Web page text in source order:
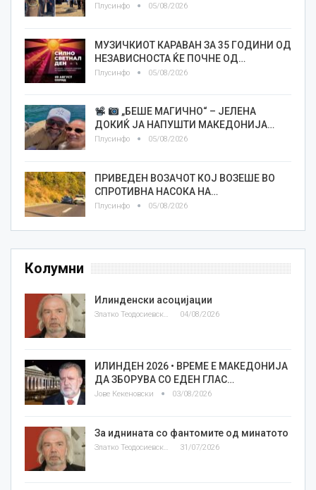
Плусинфо 05/08/2026
МУЗИЧКИОТ КАРАВАН ЗА 35 ГОДИНИ ОД
НЕЗАВИСНОСТА ЌЕ ПОЧНЕ ОД…
Плусинфо 05/08/2026
„БЕШЕ МАГИЧНО“ – ЈЕЛЕНА
ДОКИЌ ЈА НАПУШТИ МАКЕДОНИЈА…
Плусинфо 05/08/2026
ПРИВЕДЕН ВОЗАЧОТ КОЈ ВОЗЕШЕ ВО
СПРОТИВНА НАСОКА НА…
Плусинфо 05/08/2026
Колумни
Илинденски асоцијации
04/08/2026
ИЛИНДЕН 2026 • ВРЕМЕ Е МАКЕДОНИЈА
ДА ЗБОРУВА СО ЕДЕН ГЛАС…
Јове Кекеновски 03/08/2026
За иднината со фантомите од минатото
Златко Теодосиевски 31/07/2026